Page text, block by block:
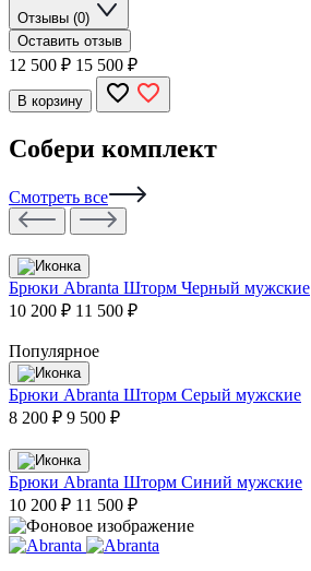
Отзывы (0)
Оставить отзыв
12 500 ₽ 15 500 ₽
В корзину
Собери комплект
Смотреть все
Брюки Abranta Шторм Черный мужские
10 200 ₽ 11 500 ₽
Популярное
Брюки Abranta Шторм Серый мужские
8 200 ₽ 9 500 ₽
Брюки Abranta Шторм Синий мужские
10 200 ₽ 11 500 ₽